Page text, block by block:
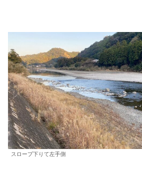
スロープ下りて左手側